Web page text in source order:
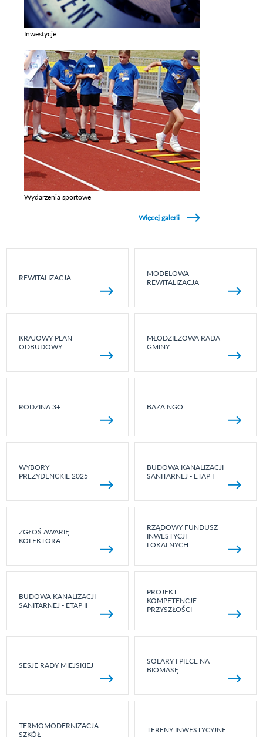
Inwestycje
Wydarzenia sportowe
Więcej galerii
REWITALIZACJA
MODELOWA
REWITALIZACJA
KRAJOWY PLAN
ODBUDOWY
MŁODZIEŻOWA RADA
GMINY
RODZINA 3+ BAZA NGO
WYBORY
PREZYDENCKIE 2025
BUDOWA KANALIZACJI
SANITARNEJ - ETAP I
ZGŁOŚ AWARIĘ
KOLEKTORA
RZĄDOWY FUNDUSZ
INWESTYCJI
LOKALNYCH
BUDOWA KANALIZACJI
SANITARNEJ - ETAP II
PROJEKT:
KOMPETENCJE
PRZYSZŁOŚCI
SESJE RADY MIEJSKIEJ
SOLARY I PIECE NA
BIOMASĘ
TERMOMODERNIZACJA
SZKÓŁ
TERENY INWESTYCYJNE